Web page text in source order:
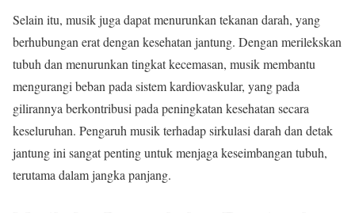
Selain itu, musik juga dapat menurunkan tekanan darah, yang
berhubungan erat dengan kesehatan jantung. Dengan merilekskan
tubuh dan menurunkan tingkat kecemasan, musik membantu
mengurangi beban pada sistem kardiovaskular, yang pada
gilirannya berkontribusi pada peningkatan kesehatan secara
keseluruhan. Pengaruh musik terhadap sirkulasi darah dan detak
jantung ini sangat penting untuk menjaga keseimbangan tubuh,
terutama dalam jangka panjang.